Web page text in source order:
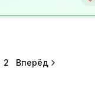
2 Вперёд